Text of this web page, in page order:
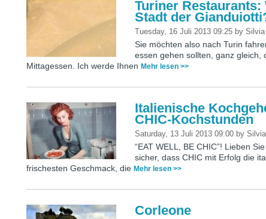
Turiner
Stadt der
Tuesday, 16 Juli 2013 09:25 by
Sie möchten also nach Turin
essen gehen sollten, ganz gleich,
Mittagessen. Ich werde Ihnen Mehr lesen >>
Italienische
CHIC-Kochstunden
Saturday, 13 Juli 2013 09:00 bySilvia
“EAT WELL, BE CHIC”! Lieben
sicher, dass CHIC mit Erfolg die
frischesten Geschmack, die Mehr lesen >>
Corleone